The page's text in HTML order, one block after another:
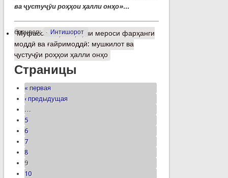
ва ҷустуҷӯи роҳҳои ҳалли онҳо»...
барчасп: Интишорот
Муфассалтаро Ҳифзи мероси фарҳанги
моддӣ ва ғайримоддӣ: мушкилот ва
ҷустуҷӯи роҳҳои ҳалли онҳо
Страницы
« первая
‹ предыдущая
…
5
6
7
8
9
10